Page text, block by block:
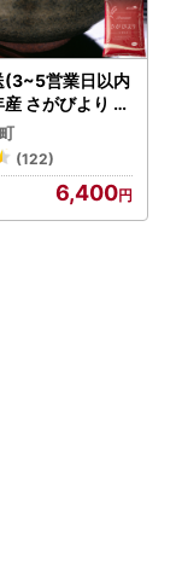
寄附を賜り、心
、生産者の想い
ります。皆様の
ことが、私たち
いよく歩んで
ぞよろしくお
た】
日を。】
登場！
がゲストハウス
(3~5営業日以内
さがびより 佐
米）5kg
(122)
6,400